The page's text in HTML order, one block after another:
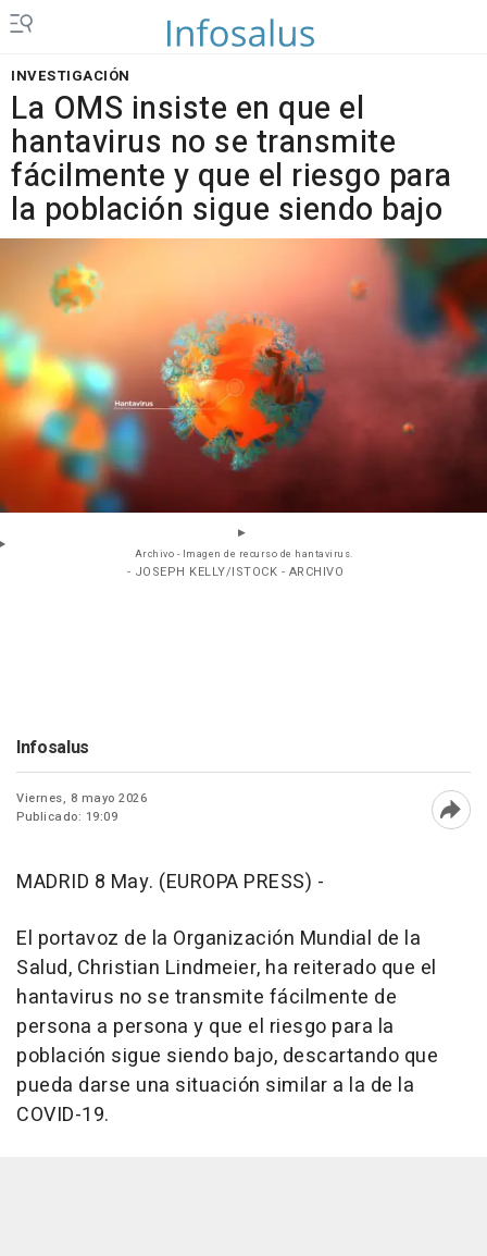
INVESTIGACIÓN
La OMS insiste en que el
hantavirus no se transmite
fácilmente y que el riesgo para
la población sigue siendo bajo
Archivo - Imagen de recurso de hantavirus.
- JOSEPH KELLY/ISTOCK - ARCHIVO
Infosalus
Viernes, 8 mayo 2026
Publicado: 19:09
MADRID 8 May. (EUROPA PRESS) -
El portavoz de la Organización Mundial de la
Salud, Christian Lindmeier, ha reiterado que el
hantavirus no se transmite fácilmente de
persona a persona y que el riesgo para la
población sigue siendo bajo, descartando que
pueda darse una situación similar a la de la
COVID-19.